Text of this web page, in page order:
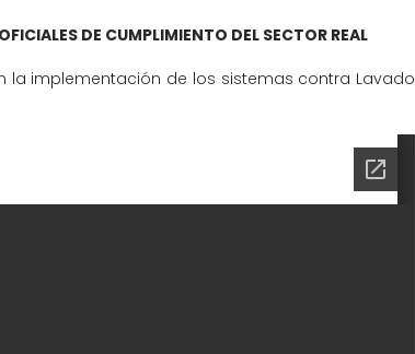
DE CUMPLIMIENTO DEL SECTOR REAL
la implementación de los sistemas contra Lavado